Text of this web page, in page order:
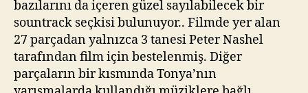
a
z
bazılarını da içeren güzel sayılabilecek bir
sountrack seçkisi bulunuyor.. Filmde yer alan
27 parçadan yalnızca 3 tanesi Peter Nashel
tarafından film için bestelenmiş. Diğer
parçaların bir kısmında Tonya’nın